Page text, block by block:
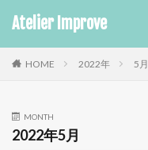
Atelier Improve
HOME 2022年 5月
MONTH
2022年5月